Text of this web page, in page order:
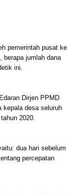
pemerintah pusat ke
berapa jumlah dana
ini.
Dirjen PPMD
kepala desa seluruh
2020.
dua hari sebelum
percepatan